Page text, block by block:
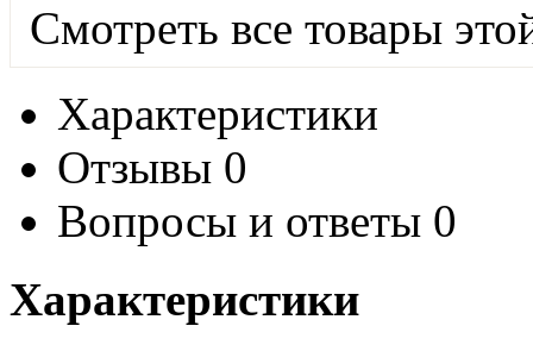
Смотреть все товары
Характеристики
Отзывы 0
Вопросы и ответы 0
Характеристики